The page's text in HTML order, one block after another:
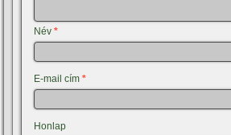
Név*
E-mail cím*
Honlap